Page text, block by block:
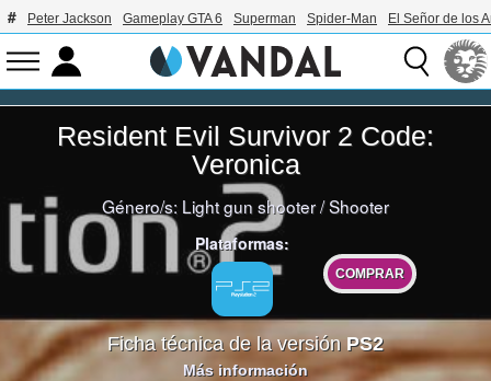
Peter Jackson Gameplay GTA 6 Superman Spider-Man El Señor de los
Resident Evil Survivor 2 Code:
Veronica
Género/s: Light gun shooter/Shooter
Plataformas:
COMPRAR
Ficha técnica de la versiónPS2
Más información